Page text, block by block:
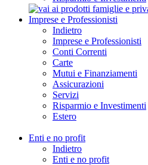
Imprese e Professionisti
Indietro
Imprese e Professionisti
Conti Correnti
Carte
Mutui e Finanziamenti
Assicurazioni
Servizi
Risparmio e Investimenti
Estero
Enti e no profit
Indietro
Enti e no profit